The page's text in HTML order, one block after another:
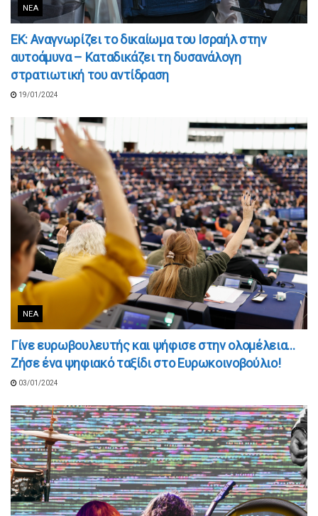
ΝΈΑ
ΕΚ: Αναγνωρίζει το δικαίωμα του Ισραήλ στην
αυτοάμυνα – Καταδικάζει τη δυσανάλογη
στρατιωτική του αντίδραση
19/01/2024
ΝΈΑ
Γίνε ευρωβουλευτής και ψήφισε στην ολομέλεια…
Ζήσε ένα ψηφιακό ταξίδι στο Ευρωκοινοβούλιο!
03/01/2024